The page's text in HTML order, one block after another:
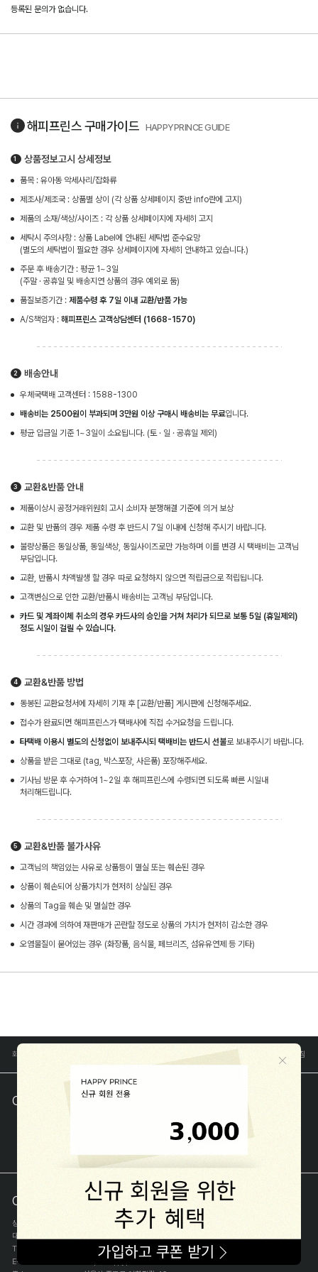
등록된 문의가 없습니다.
해피프린스구매가이드 HAPPYPRINCE GUIDE
상품정보고시 상세정보
품목 : 유아동 악세사리/잡화류
제조사/제조국 : 상품별 상이 (각 상품 상세페이지 중반 info란에 고지)
제품의 소재/색상/사이즈 : 각 상품 상세페이지에 자세히 고지
세탁시 주의사항 : 상품 Label에 안내된 세탁법 준수요망
(별도의 세탁법이 필요한 경우 상세페이지에 자세히 안내하고 있습니다.)
주문 후 배송기간 : 평균 1~3일
(주말 · 공휴일 및 배송지연 상품의 경우 예외로 둠)
품질보증기간 : 제품수령 후 7일 이내 교환/반품 가능
A/S책임자 : 해피프린스 고객상담센터 (1668-1570)
배송안내
우체국택배 고객센터 : 1588-1300
배송비는 2500원이 부과되며 3만원 이상 구매시 배송비는 무료입니다.
평균 입금일 기준 1~3일이 소요됩니다. (토 · 일 · 공휴일 제외)
교환&반품 안내
제품이상시 공정거래위원회 고시 소비자 분쟁해결 기준에 의거 보상
교환 및 반품의 경우 제품 수령 후 반드시 7일 이내에 신청해 주시기 바랍니다.
불량상품은 동일상품, 동일색상, 동일사이즈로만 가능하며 이를 변경 시 택배비는 고객님
부담입니다.
교환, 반품시 차액발생 할 경우 따로 요청하지 않으면 적립금으로 적립됩니다.
고객변심으로 인한 교환/반품시 배송비는 고객님 부담입니다.
카드 및 계좌이체 취소의 경우 카드사의 승인을 거쳐 처리가 되므로 보통 5일 (휴일제외)
정도 시일이 걸릴 수 있습니다.
교환&반품 방법
동봉된 교환요청서에 자세히 기재 후 [교환/반품] 게시판에 신청해주세요.
접수가 완료되면 해피프린스가 택배사에 직접 수거요청을 드립니다.
타택배 이용시 별도의 신청없이 보내주시되 택배비는 반드시 선불로 보내주시기 바랍니다.
상품을 받은 그대로 (tag, 박스포장, 사은품) 포장해주세요.
기사님 방문 후 수거하여 1~2일 후 해피프린스에 수령되면 되도록 빠른 시일내
처리해드립니다.
교환&반품 불가사유
고객님의 책임있는 사유로 상품등이 멸실 또는 훼손된 경우
상품이 훼손되어 상품가치가 현저히 상실된 경우
상품의 Tag을 훼손 및 멸실한 경우
시간 경과에 의하여 재판매가 곤란할 정도로 상품의 가치가 현저히 감소한 경우
오염물질이 묻어있는 경우 (화장품, 음식물, 페브리즈, 섬유유연제 등 기타)
회사소개 이용약관 개인정보취급방침
CONTACT
MON-FRI : AM 10:00 - PM 04:00
SAT,SUN,HOLIDAY OFF
LUNCH PM 12:30 ~ PM 01:30
COMPANY INFO
상호
(주)해피프린스
대표
TEL
1668-1570
E-MAIL